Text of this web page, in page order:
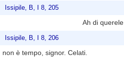
Issipile, B, I 8, 205
Ah di querele
Issipile, B, I 8, 206
non è tempo, signor. Celati.